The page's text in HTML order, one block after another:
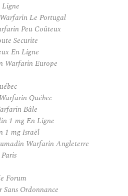
Le Portugal
Peu Coûteux
Securite
En Ligne
Warfarin Europe
Québec
Bâle
1 mg En Ligne
1 mg Israël
Warfarin Angleterre
Forum
Ordonnance